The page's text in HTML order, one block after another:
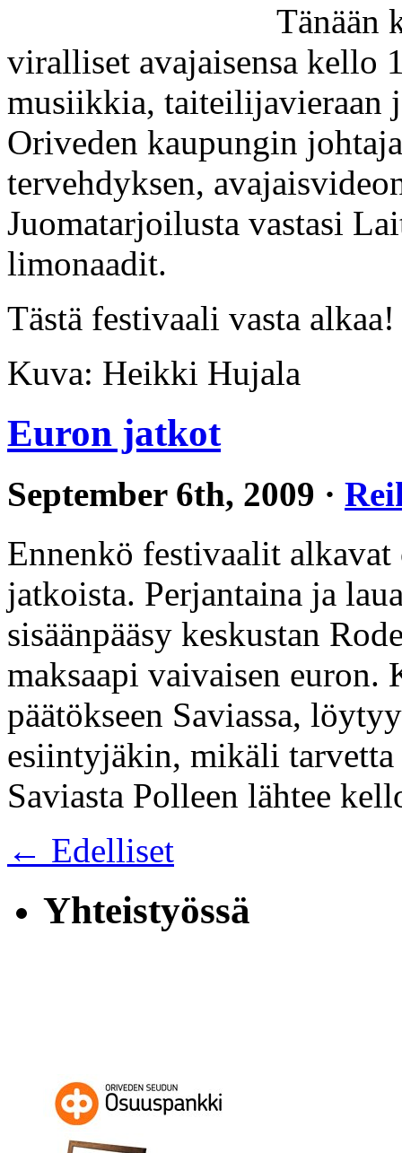
Tänään
viralliset avajaisensa kello
musiikkia, taiteilijavieraan
Oriveden kaupungin
tervehdyksen,
Juomatarjoilusta vastasi
limonaadit.
Tästä festivaali vasta alkaa!
Kuva: Heikki Hujala
Euron jatkot
September 6th, 2009 ·
Ennenkö festivaalit alkavat
jatkoista. Perjantaina ja
sisäänpääsy keskustan
maksaapi vaivaisen euron.
päätökseen Saviassa,
esiintyjäkin, mikäli
Saviasta Polleen lähtee
← Edelliset
Yhteistyössä